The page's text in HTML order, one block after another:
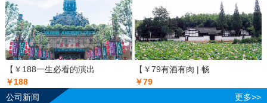
【￥188一生必看的演出
￥188
【￥79有酒有肉 | 畅
￥79
公司新闻
更多>>